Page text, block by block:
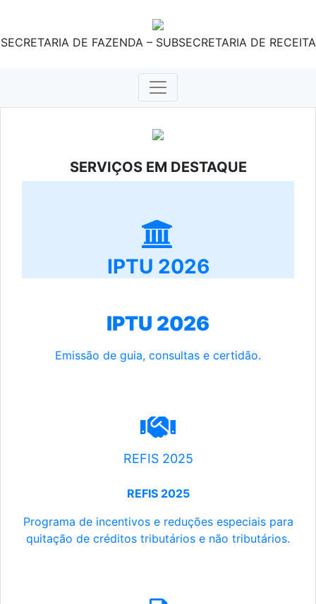
SECRETARIA DE FAZENDA – SUBSECRETARIA DE RECEITA
SERVIÇOS EM DESTAQUE
IPTU 2026
IPTU 2026
Emissão de guia, consultas e certidão.
REFIS 2025
REFIS 2025
Programa de incentivos e reduções especiais para
quitação de créditos tributários e não tributários.